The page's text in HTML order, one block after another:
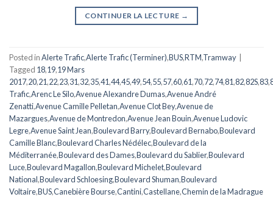
CONTINUER LA LECTURE →
Posted inAlerte Trafic,Alerte Trafic (Terminer),BUS,RTM,Tramway
Tagged 18,19,19 Mars
2017,20,21,22,23,31,32,35,41,44,45,49,54,55,57,60,61,70,72,74,81,82,82S,83,
Trafic,Arenc Le Silo,Avenue Alexandre Dumas,Avenue André
Zenatti,Avenue Camille Pelletan,Avenue Clot Bey,Avenue de
Mazargues,Avenue de Montredon,Avenue Jean Bouin,Avenue Ludovic
Legre,Avenue Saint Jean,Boulevard Barry,Boulevard Bernabo,Boulevard
Camille Blanc,Boulevard Charles Nédélec,Boulevard de la
Méditerranée,Boulevard des Dames,Boulevard du Sablier,Boulevard
Luce,Boulevard Magallon,Boulevard Michelet,Boulevard
National,Boulevard Schloesing,Boulevard Shuman,Boulevard
Voltaire,BUS,Canebière Bourse,Cantini,Castellane,Chemin de la Madrague